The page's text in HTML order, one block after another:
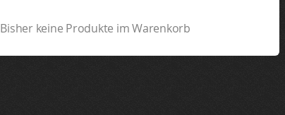
Bisher keine Produkte im Warenkorb